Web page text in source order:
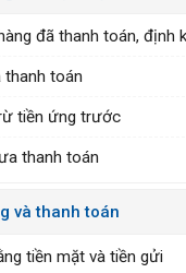
đã thanh toán, định
thanh toán
tiền ứng trước
thanh toán
và thanh toán
tiền mặt và tiền gửi